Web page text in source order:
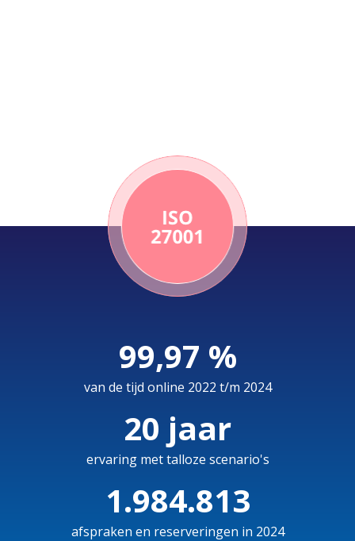
99,97 %
van de tijd online 2022 t/m 2024
20 jaar
ervaring met talloze scenario's
1.984.813
afspraken en reserveringen in 2024